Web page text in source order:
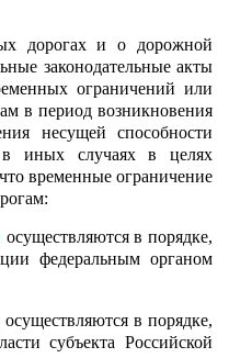
дорогах и о дорожной
законодательные акты
ограничений или
в период возникновения
несущей способности
в иных случаях в целях
временные ограничение
осуществляются в порядке,
федеральным органом
осуществляются в порядке,
субъекта Российской